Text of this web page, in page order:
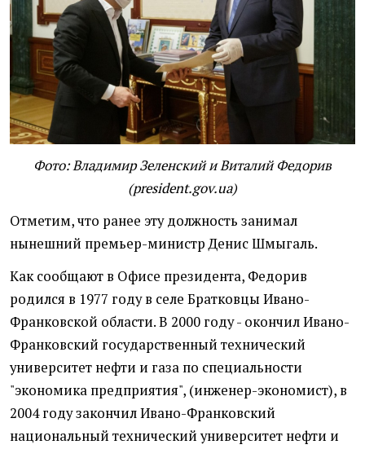
Фото: Владимир Зеленский и Виталий Федорив
(president.gov.ua)
Отметим, что ранее эту должность занимал
нынешний премьер-министр Денис Шмыгаль.
Как сообщают в Офисе президента, Федорив
родился в 1977 году в селе Братковцы Ивано-
Франковской области. В 2000 году - окончил Ивано-
Франковский государственный технический
университет нефти и газа по специальности
"экономика предприятия", (инженер-экономист), в
2004 году закончил Ивано-Франковский
национальный технический университет нефти и